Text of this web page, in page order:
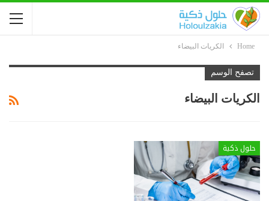
Home الكريات البيضاء
تصفح الوسم
الكريات البيضاء
حلول ذكية